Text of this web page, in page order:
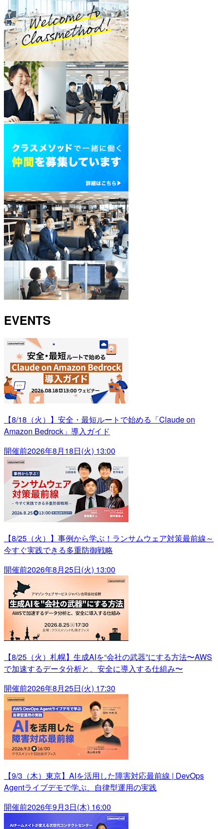
EVENTS
【8/18（火）】安全・最短ルートで始める「Claude on
Amazon Bedrock」導入ガイド
開催前2026年8月18日(火) 13:00
【8/25（火）】事例から学ぶ！ランサムウェア対策最前線～
今すぐ実践できる多重防御戦略
開催前2026年8月25日(火) 13:00
【8/25（火）札幌】生成AIを“会社の武器”にする方法〜AWS
で加速するデータ分析と、安全に導入する仕組み〜
開催前2026年8月25日(火) 17:30
【9/3（木）東京】AIを活用した障害対応最前線 | DevOps
Agentライブデモで学ぶ、自律型運用の実践
開催前2026年9月3日(木) 16:00